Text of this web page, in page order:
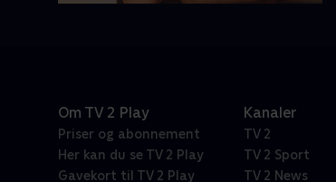
Om TV 2 Play
Priser og abonnement
Her kan du se TV 2 Play
Gavekort til TV 2 Play
Kanaler
TV 2
TV 2 Sport
TV 2 News